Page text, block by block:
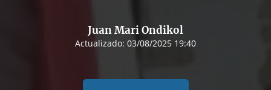
Juan Mari Ondikol
Actualizado: 03/08/2025 19:40